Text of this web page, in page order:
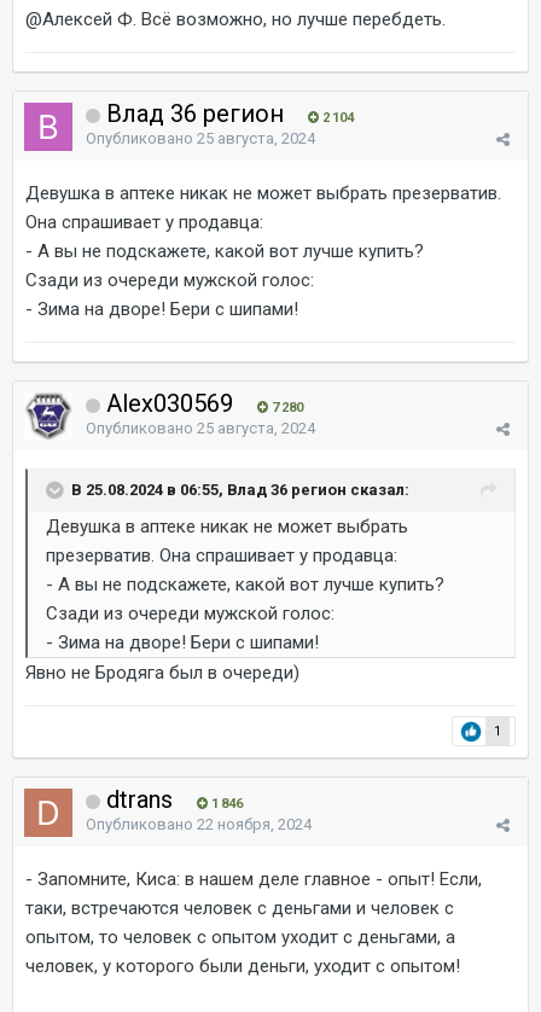
@Алексей Ф. Всё возможно, но лучше перебдеть.
Влад 36 регион 2 104
Опубликовано 25 августа, 2024
Девушка в аптеке никак не может выбрать презерватив.
Она спрашивает у продавца:
- А вы не подскажете, какой вот лучше купить?
Сзади из очереди мужской голос:
- Зима на дворе! Бери с шипами!
Alex030569 7 280
Опубликовано 25 августа, 2024
В 25.08.2024 в 06:55, Влад 36 регион сказал:
Девушка в аптеке никак не может выбрать
презерватив. Она спрашивает у продавца:
- А вы не подскажете, какой вот лучше купить?
Сзади из очереди мужской голос:
- Зима на дворе! Бери с шипами!
Явно не Бродяга был в очереди)
1
dtrans 1 846
Опубликовано 22 ноября, 2024
- Запомните, Киса: в нашем деле главное - опыт! Если,
таки, встречаются человек с деньгами и человек с
опытом, то человек с опытом уходит с деньгами, а
человек, у которого были деньги, уходит с опытом!